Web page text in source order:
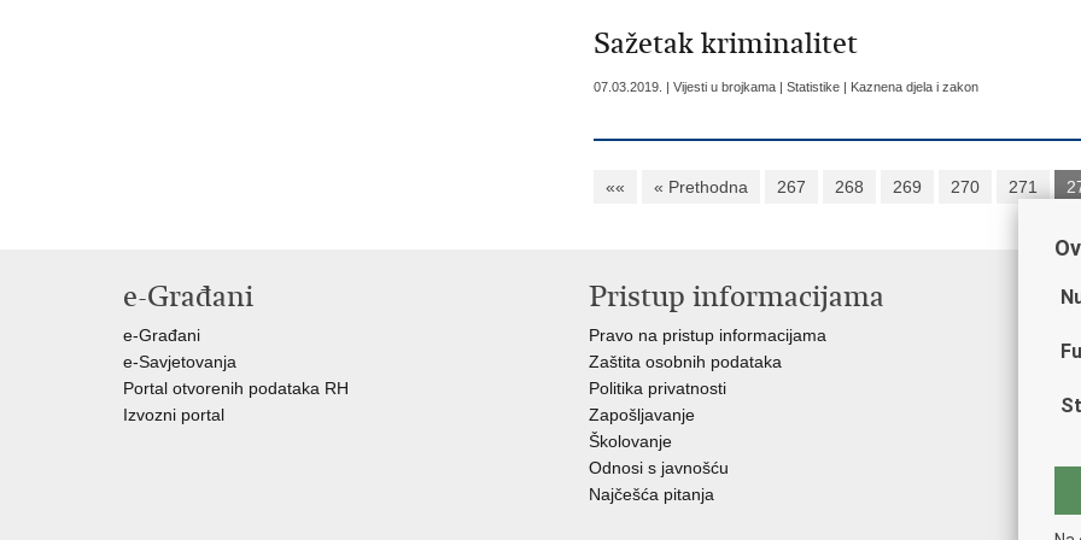
Sažetak kriminalitet
07.03.2019. | Vijesti u brojkama | Statistike | Kaznena djela i zakon
«« « Prethodna 267 268 269 270 271
e-Građani
e-Građani
e-Savjetovanja
Portal otvorenih podataka RH
Izvozni portal
Pristup informacijama
Pravo na pristup informacijama
Zaštita osobnih podataka
Politika privatnosti
Zapošljavanje
Školovanje
Odnosi s javnošću
Najčešća pitanja